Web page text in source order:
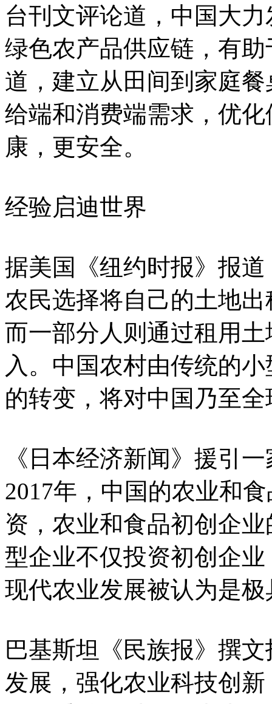
台刊文评论道，中国大
绿色农产品供应链，有
道，建立从田间到家庭
给端和消费端需求，优
康，更安全。
经验启迪世界
据美国《纽约时报》报
农民选择将自己的土地
而一部分人则通过租用
入。中国农村由传统的
的转变，将对中国乃至
《日本经济新闻》援引
2017年，中国的农业和
资，农业和食品初创企
型企业不仅投资初创企
现代农业发展被认为是
巴基斯坦《民族报》撰
发展，强化农业科技创